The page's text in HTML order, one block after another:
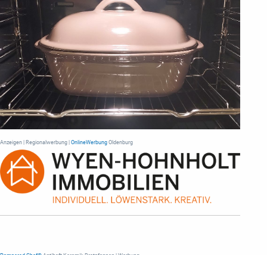
Anzeigen | Regionalwerbung | OnlineWerbung Oldenburg